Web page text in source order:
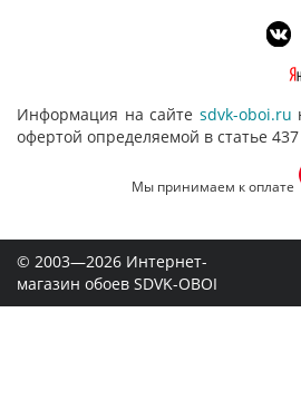
Информация на сайте sdvk-oboi.ru
офертой определяемой в статье
Мы принимаем к оплате
© 2003—2026 Интернет-
магазин обоев SDVK-OBOI